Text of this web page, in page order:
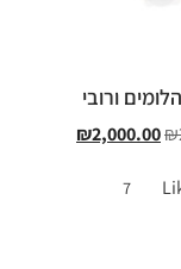
ורובי
₪
₪2,000.00
7